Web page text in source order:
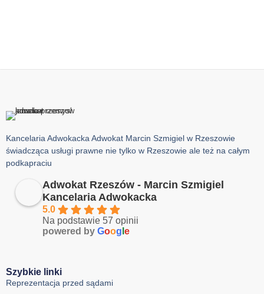
Kancelaria Adwokacka Adwokat Marcin Szmigiel w Rzeszowie
świadcząca usługi prawne nie tylko w Rzeszowie ale też na całym
podkapraciu
Adwokat Rzeszów - Marcin Szmigiel
Kancelaria Adwokacka
5.0
Na podstawie 57 opinii
powered by Goog e
Szybkie linki
Reprezentacja przed sądami